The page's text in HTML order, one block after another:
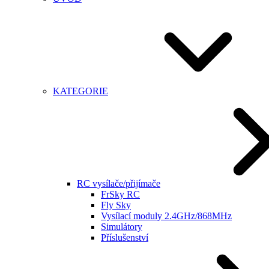
KATEGORIE
RC vysílače/přijímače
FrSky RC
Fly Sky
Vysílací moduly 2.4GHz/868MHz
Simulátory
Příslušenství